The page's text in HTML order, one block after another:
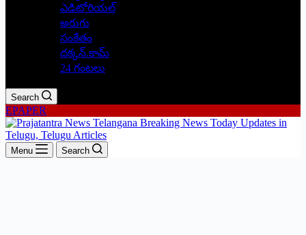
ఎడిటోరియల్
అరుగు
సంకేతం
దక్కన్.కామ్
24 గంటలు
Search
EPAPER
Menu Search